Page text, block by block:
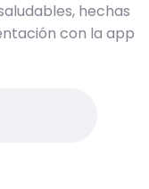
hechas
con la app